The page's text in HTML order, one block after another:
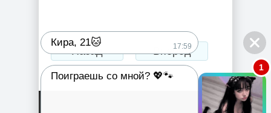
Назад Вперед
Кира, 21🐱 17:59
Поиграешь со мной? 💖🐾 1